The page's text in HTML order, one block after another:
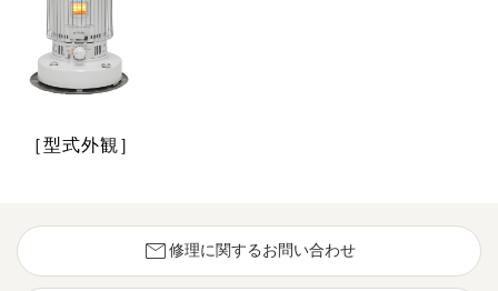
［型式外観］
mail 修理に関するお問い合わせ